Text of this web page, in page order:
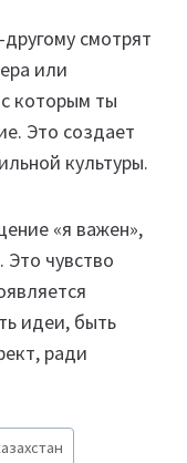
смотрят
или
которым ты
Это создает
культуры.
«я важен»,
Это чувство
идеи, быть
ради